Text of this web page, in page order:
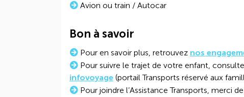
Avion ou train / Autocar
Bon à savoir
Pour en savoir plus, retrouvez nos
Pour suivre le trajet de votre enfant,
infovoyage (portail Transports réservé aux
Pour joindre l’Assistance Transports, merci